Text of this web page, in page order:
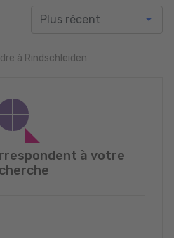
à Rindschleiden
à votre